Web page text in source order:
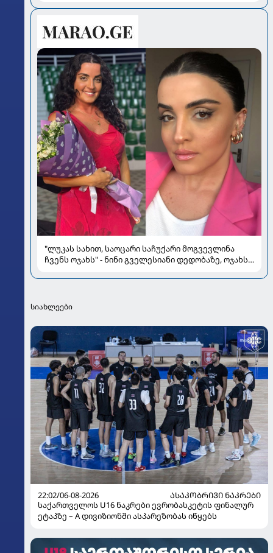
"ლუკას სახით, საოცარი საჩუქარი მოგვევლინა
ჩვენს ოჯახს" - ნინი გველესიანი დედობაზე, ოჯახსა
სიახლეები
22:02/06-08-2026
ᲐᲡᲐᲙᲝᲑᲠᲘᲕᲘ ᲜᲐᲙᲠᲔᲑᲘ
საქართველოს U16 ნაკრები ევრობასკეტის ფინალურ
ეტაპზე – A დივიზიონში ასპარეზობას იწყებს